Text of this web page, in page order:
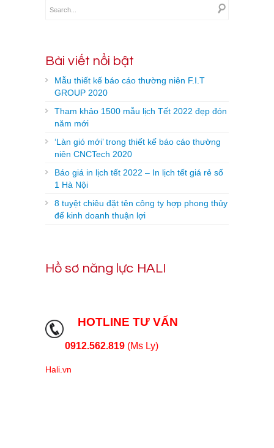
Bài viết nổi bật
Mẫu thiết kế báo cáo thường niên F.I.T
GROUP 2020
Tham khảo 1500 mẫu lịch Tết 2022 đẹp đón
năm mới
‘Làn gió mới’ trong thiết kế báo cáo thường
niên CNCTech 2020
Báo giá in lịch tết 2022 – In lịch tết giá rẻ số
1 Hà Nội
8 tuyệt chiêu đặt tên công ty hợp phong thủy
để kinh doanh thuận lợi
Hồ sơ năng lực HALI
HOTLINE TƯ VẤN
0912.562.819 (Ms Ly)
Hali.vn